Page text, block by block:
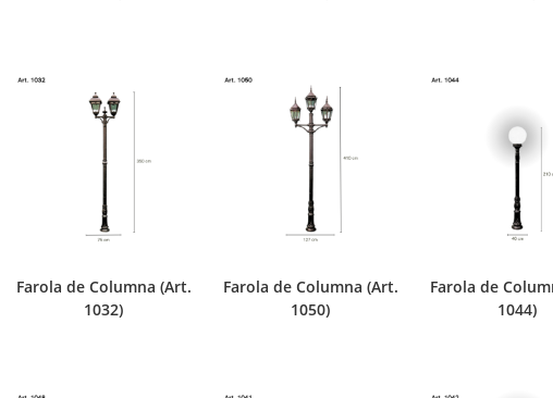
Farola de Columna (Art.
1032)
Farola de Columna (Art.
1050)
Farola de
1044)